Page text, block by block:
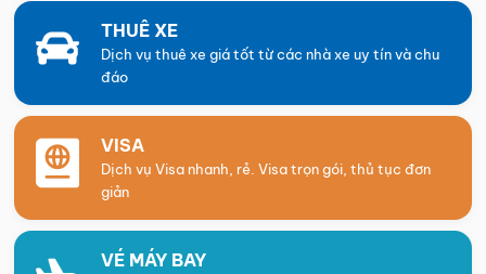
THUÊ XE
Dịch vụ thuê xe giá tốt từ các nhà xe uy tín và chu
đáo
VISA
Dịch vụ Visa nhanh, rẻ. Visa trọn gói, thủ tục đơn
giản
VÉ MÁY BAY